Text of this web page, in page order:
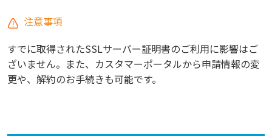
注意事項
すでに取得されたSSLサーバー証明書のご利用に影響はご
ざいません。また、カスタマーポータルから申請情報の変
更や、解約のお手続きも可能です。